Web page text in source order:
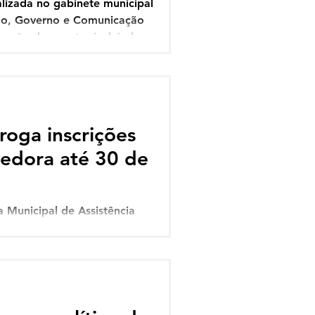
no gabinete municipal
Governo e Comunicação
do evento, incluindo
inscrições
até 30 de
de Assistência
e adolescentes
do convívio familiar